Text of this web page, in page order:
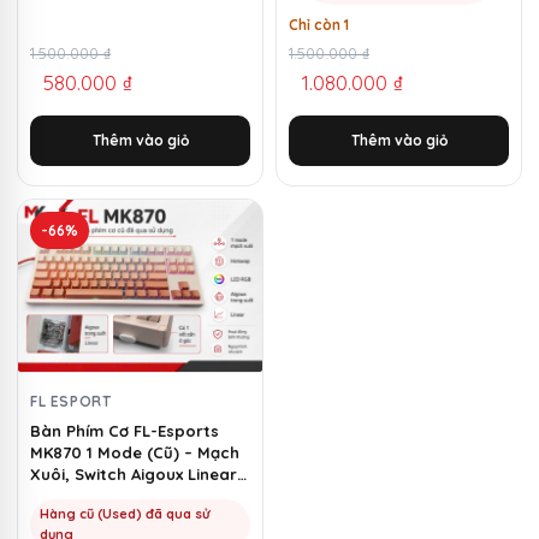
1.500.000₫
Giá
gốc
là:
1.500.000 ₫.
580.000 ₫
Giá
hiện
tại
là:
580.000 ₫.
Thêm vào giỏ
Chỉ còn 1
1.500.000₫
Giá
gốc
là:
1.500.000 ₫.
1.080.000 ₫
Giá
hiện
tại
là:
1.080.000 ₫.
Thêm vào giỏ
-66%
FL ESPORT
Bàn Phím Cơ FL-Esports
MK870 1 Mode (Cũ) – Mạch
Xuôi, Switch Aigoux Linear |
Hàng cũ (Used) đã qua sử
dụng